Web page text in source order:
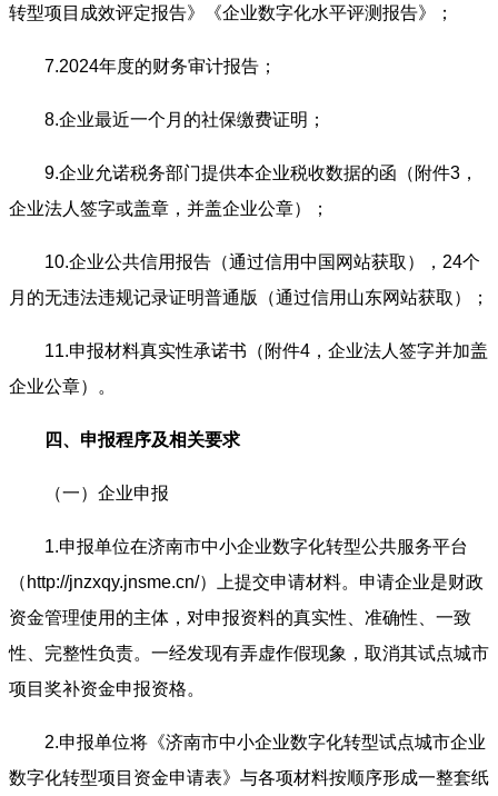
转型项目成效评定报告》《企业数字化水平评测报告》；
7.2024年度的财务审计报告；
8.企业最近一个月的社保缴费证明；
9.企业允诺税务部门提供本企业税收数据的函（附件3，
企业法人签字或盖章，并盖企业公章）；
10.企业公共信用报告（通过信用中国网站获取），24个
月的无违法违规记录证明普通版（通过信用山东网站获取）；
11.申报材料真实性承诺书（附件4，企业法人签字并加盖
企业公章）。
四、申报程序及相关要求
（一）企业申报
1.申报单位在济南市中小企业数字化转型公共服务平台
（http://jnzxqy.jnsme.cn/）上提交申请材料。申请企业是财政
资金管理使用的主体，对申报资料的真实性、准确性、一致
性、完整性负责。一经发现有弄虚作假现象，取消其试点城市
项目奖补资金申报资格。
2.申报单位将《济南市中小企业数字化转型试点城市企业
数字化转型项目资金申请表》与各项材料按顺序形成一整套纸